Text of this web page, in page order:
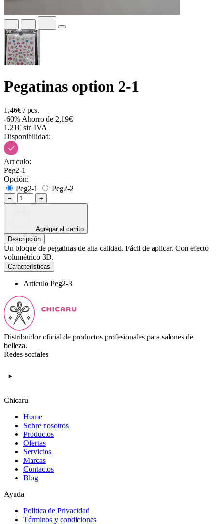
Pegatinas option 2-1
1,46€ / pcs.
-60% Ahorro de 2,19€
1,21€ sin IVA
Disponibilidad:
Articulo:
Peg2-1
Opción:
Peg2-1
Peg2-2
− +
Agregar al carrito
Descripción
Un bloque de pegatinas de alta calidad. Fácil de aplicar. Con efecto
volumétrico 3D.
Características
Articulo Peg2-3
Distribuidor oficial de productos profesionales para salones de
belleza.
Redes sociales
Chicaru
Home
Sobre nosotros
Productos
Ofertas
Servicios
Marcas
Contactos
Blog
Ayuda
Política de Privacidad
Términos y condiciones